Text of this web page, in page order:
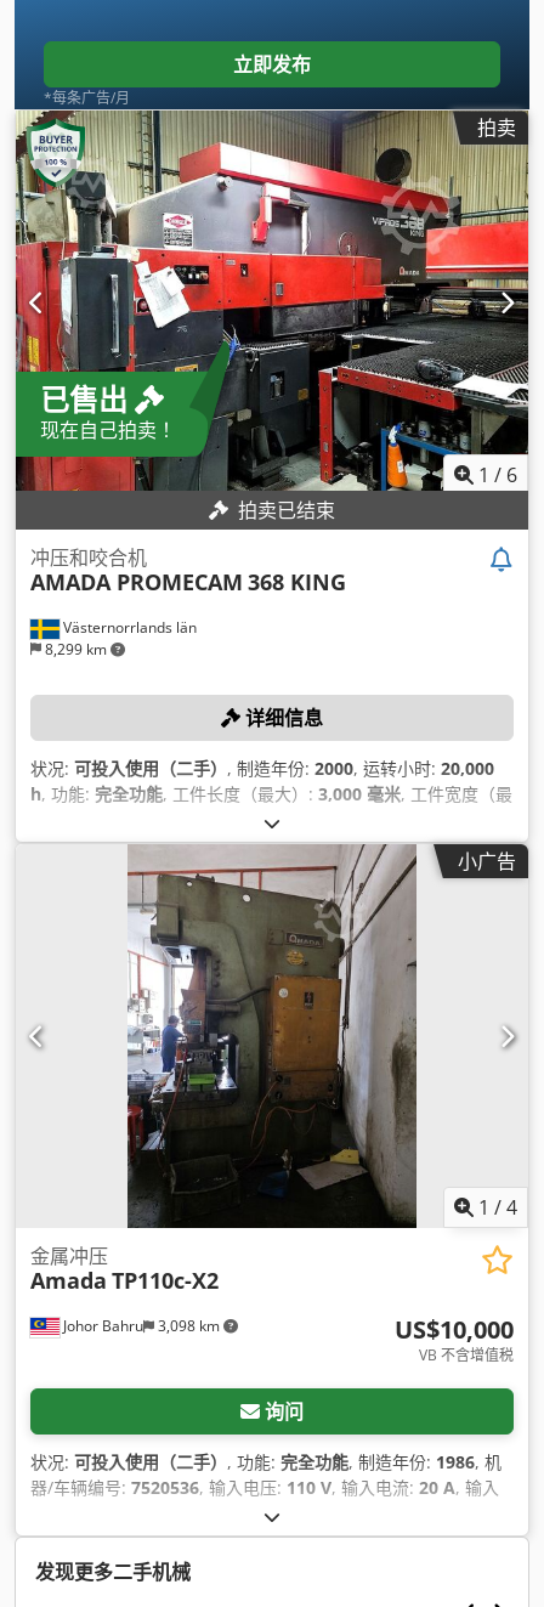
立即发布
*每条广告/月
拍卖
已售出
现在自己拍卖！
1 / 6
拍卖已结束
Västernorrlands län
8,299 km
冲压和咬合机
AMADA PROMECAM 368 KING
详细信息
状况: 可投入使用（二手） , 制造年份: 2000, 运转小时: 20,000
h, 功能: 完全功能, 工件长度（最大）: 3,000 毫米, 工件宽度（最
小广告
1 /4
Johor Bahru 3,098 km
金属冲压
Amada TP110c-X2
US$10,000
VB 不含增值税
询问
状况: 可投入使用（二手） , 功能: 完全功能, 制造年份: 1986, 机
器/车辆编号: 7520536, 输入电压: 110 V, 输入电流: 20 A, 输入
发现更多二手机械